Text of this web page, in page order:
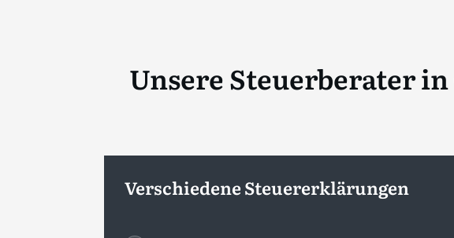
Unsere Steuerberaterin
Verschiedene Steuererklärungen